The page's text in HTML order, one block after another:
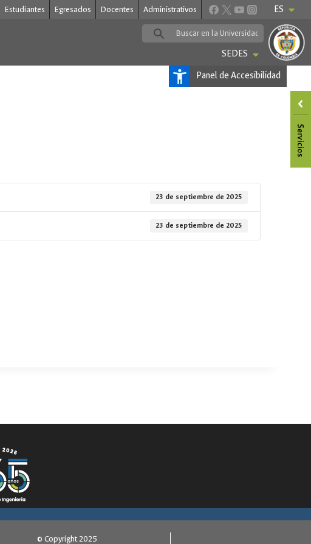
Estudiantes Egresados Docentes Administrativos ES
SEDES
Panel de Accesibilidad
23 de septiembre de 2025
23 de septiembre de 2025
© Copyright 2025